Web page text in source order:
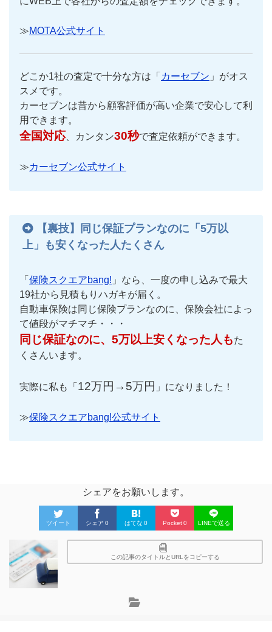
≫MOTA公式サイト
どこか1社の査定で十分な方は「 カーセブン 」がオス
スメです。
カーセブンは昔から顧客評価が高い企業で安心して利
用できます。
全国対応、カンタン30秒で査定依頼ができます。
≫カーセブン公式サイト
【裏技】同じ保証プランなのに「5万以
上」も安くなった人たくさん
「 保険スクエアbang! 」なら、一度の申し込みで最大
19社から見積もりハガキが届く。
自動車保険は同じ保険プランなのに、保険会社によっ
て値段がマチマチ・・・
同じ保証なのに、5万以上安くなった人もた
くさんいます。
実際に私も「 12万円→5万円 」になりました！
≫保険スクエアbang!公式サイト
シェアをお願いします。
ツイート シェア 0 はてな 0 Pocket0 LINEで送る
この記事のタイトルとURLをコピーする